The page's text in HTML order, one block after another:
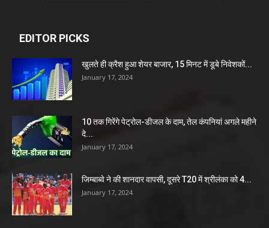
EDITOR PICKS
खुलते ही क्रैश हुआ शेयर बाजार, 15 मिनट में डूबे निवेशकों...
January 17, 2024
10 तक गिरेंगे पेट्रोल-डीजल के दाम, तेल कंपनियां अगले महीने
दे...
January 17, 2024
जिम्बाब्वे ने की शानदार वापसी, दूसरे T20 में श्रीलंका को 4...
January 17, 2024